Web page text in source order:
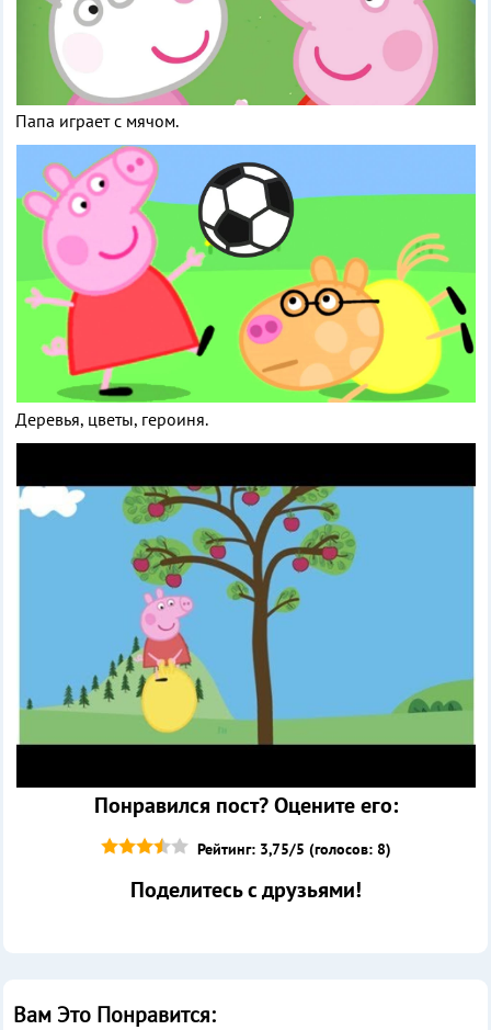
Папа играет с мячом.
Деревья, цветы, героиня.
Понравился пост? Оцените его:
Рейтинг: 3,75/5 (голосов: 8)
Поделитесь с друзьями!
Вам Это Понравится: